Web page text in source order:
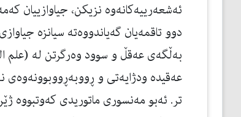
ئه‌شعه‌رییه‌كانه‌وه‌ نزیكن، جیاوازییان
دوو تاقمه‌یان گه‌یاندووه‌ته‌ سیانزه‌
به‌ڵگه‌ی عه‌قڵ و سوود وه‌رگرتن له‌ (علم
عه‌قیده‌ ودژایه‌تی و ڕووبه‌ڕووبوونه‌وه‌ی
تر. ئه‌بو مه‌نسوری ماتوریدی كه‌وتبووه‌